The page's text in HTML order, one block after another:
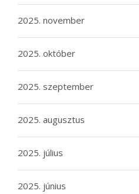
2025. november
2025. október
2025. szeptember
2025. augusztus
2025. július
2025. június